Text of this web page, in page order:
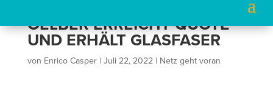
OELBER ERREICHT QUOTE
UND ERHÄLT GLASFASER
von Enrico Casper| Juli 22, 2022| Netz geht voran